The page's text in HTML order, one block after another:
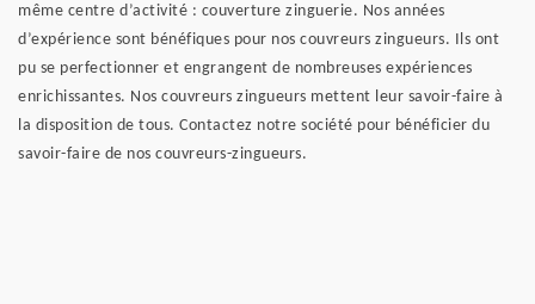
même centre d’activité : couverture zinguerie. Nos années
d’expérience sont bénéfiques pour nos couvreurs zingueurs. Ils ont
pu se perfectionner et engrangent de nombreuses expériences
enrichissantes. Nos couvreurs zingueurs mettent leur savoir-faire à
la disposition de tous. Contactez notre société pour bénéficier du
savoir-faire de nos couvreurs-zingueurs.